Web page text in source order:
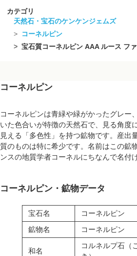
カテゴリ
天然石・宝石のケンケンジェムズ
コーネルピン
宝石質コーネルピン AAA ルース ファセット
コーネルピン
コーネルピンは青緑や緑がかったグレー
いた色合いが特徴の天然石で、見る角度
見える「多色性」を持つ鉱物です。産出
質のものは特に希少です。名前はこの鉱
ンスの地質学者コーネルにちなんで名付
コーネルピン・鉱物データ
宝石名
コーネルピン
鉱物名
コーネルピン
和名
コルネルプ石（